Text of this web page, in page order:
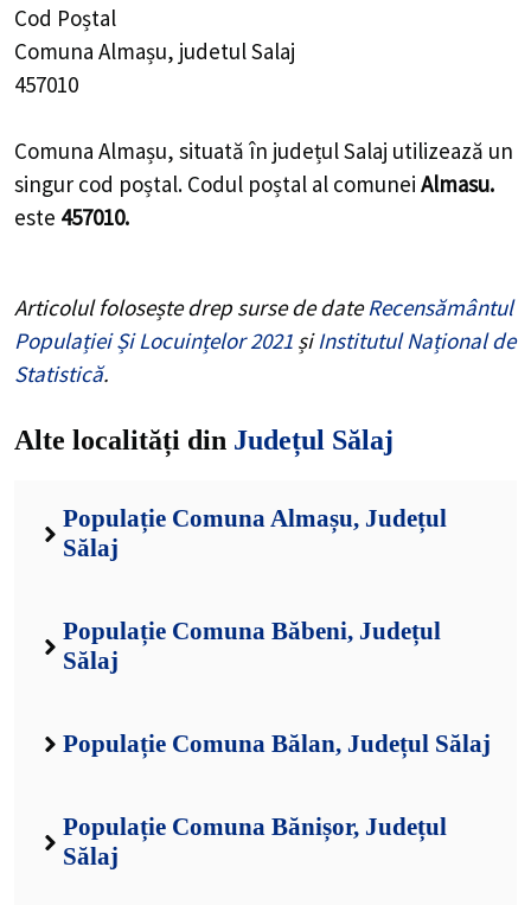
Cod Poștal
Comuna Almașu, judetul Salaj
457010
Comuna Almașu, situată în județul Salaj utilizează un
singur cod poștal. Codul poștal al comunei Almasu.
este 457010.
Articolul folosește drep surse de dateRecensământul
Populației Și Locuințelor 2021 șiInstitutul Național de
Statistică.
Alte localități din Județul Sălaj
Populație Comuna Almașu, Județul
Sălaj
Populație Comuna Băbeni, Județul
Sălaj
Populație Comuna Bălan, Județul Sălaj
Populație Comuna Bănișor, Județul
Sălaj